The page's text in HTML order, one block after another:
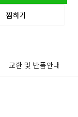
찜하기
교환 및 반품안내